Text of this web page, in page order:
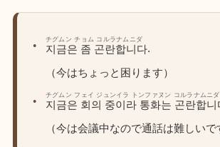
지금은 좀 곤란합니다
チグムン チョム コルラナムニダ
.
（今はちょっと困ります）
지금은 회의 중이라 통화는 곤란합니
チグムン フェイ ジュンイラ トンファヌン コルラナムニダ
（今は会議中なので通話は難しいで